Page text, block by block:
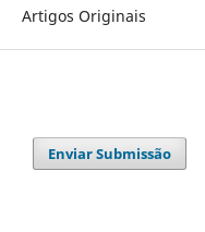
Artigos Originais
Enviar Submissão